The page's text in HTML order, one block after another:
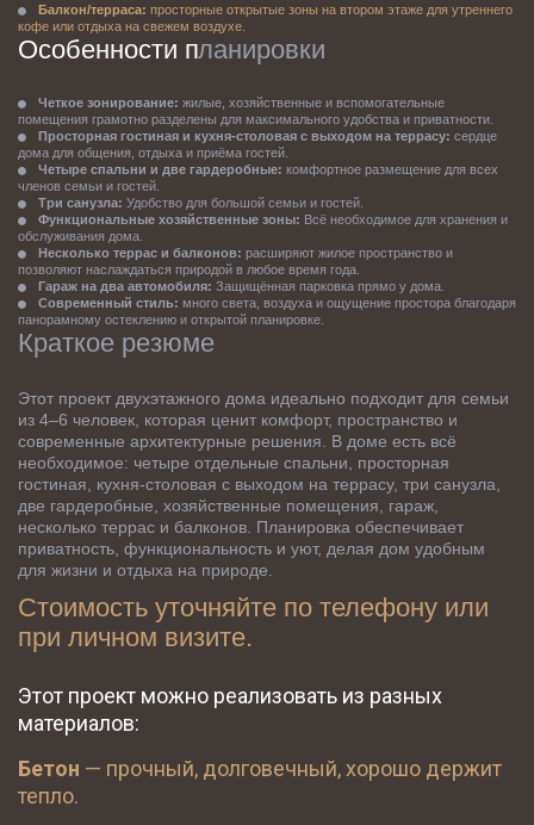
Балкон/терраса: просторные открытые зоны на втором этаже для утреннего
кофе или отдыха на свежем воздухе.
Особенности планировки
Четкое зонирование: жилые, хозяйственные и вспомогательные
помещения грамотно разделены для максимального удобства и приватности.
Просторная гостиная и кухня-столовая с выходом на террасу: сердце
дома для общения, отдыха и приёма гостей.
Четыре спальни и две гардеробные: комфортное размещение для всех
членов семьи и гостей.
Три санузла: Удобство для большой семьи и гостей.
Функциональные хозяйственные зоны: Всё необходимое для хранения и
обслуживания дома.
Несколько террас и балконов: расширяют жилое пространство и
позволяют наслаждаться природой в любое время года.
Гараж на два автомобиля: Защищённая парковка прямо у дома.
Современный стиль: много света, воздуха и ощущение простора благодаря
панорамному остеклению и открытой планировке.
Краткое резюме
Этот проект двухэтажного дома идеально подходит для семьи
из 4–6 человек, которая ценит комфорт, пространство и
современные архитектурные решения. В доме есть всё
необходимое: четыре отдельные спальни, просторная
гостиная, кухня-столовая с выходом на террасу, три санузла,
две гардеробные, хозяйственные помещения, гараж,
несколько террас и балконов. Планировка обеспечивает
приватность, функциональность и уют, делая дом удобным
для жизни и отдыха на природе.
Стоимость уточняйте по телефону или
при личном визите.
Этот проект можно реализовать из разных
материалов:
Бетон — прочный, долговечный, хорошо держит
тепло.